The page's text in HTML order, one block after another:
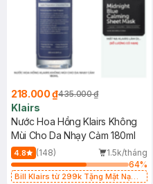
218.000 ₫435.000 ₫
Klairs
Nước Hoa Hồng Klairs Không
Mùi Cho Da Nhạy Cảm 180ml
4.8 (148)
1.5k/tháng
64%
Bill Klairs từ 299k Tặng Mặt Nạ